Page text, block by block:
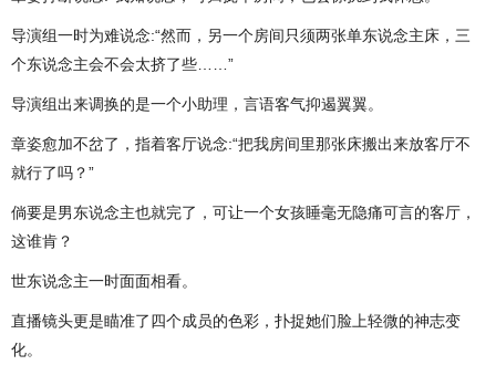
导演组一时为难说念:“然而，另一个房间只须两张单东说念主床，三
个东说念主会不会太挤了些……”
导演组出来调换的是一个小助理，言语客气抑遏翼翼。
章姿愈加不岔了，指着客厅说念:“把我房间里那张床搬出来放客厅不
就行了吗？”
倘要是男东说念主也就完了，可让一个女孩睡毫无隐痛可言的客厅，
这谁肯？
世东说念主一时面面相看。
直播镜头更是瞄准了四个成员的色彩，扑捉她们脸上轻微的神志变
化。